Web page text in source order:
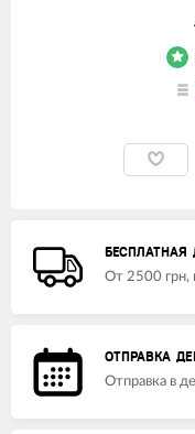
БЕСПЛАТНАЯ
От 2500 грн,
ОТПРАВКА
Отправка в